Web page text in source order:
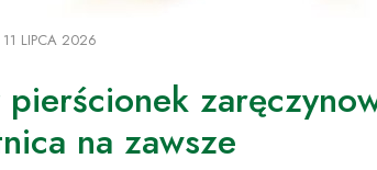
11 LIPCA 2026
pierścionek
na zawsze